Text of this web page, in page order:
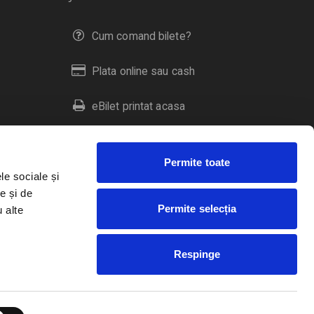
sociale și
și de
alte
Permite toate
Permite selecția
Respinge
Cum comand bilete?
Plata online sau cash
eBilet printat acasa
Livrare prin curier
Duplicare bilete